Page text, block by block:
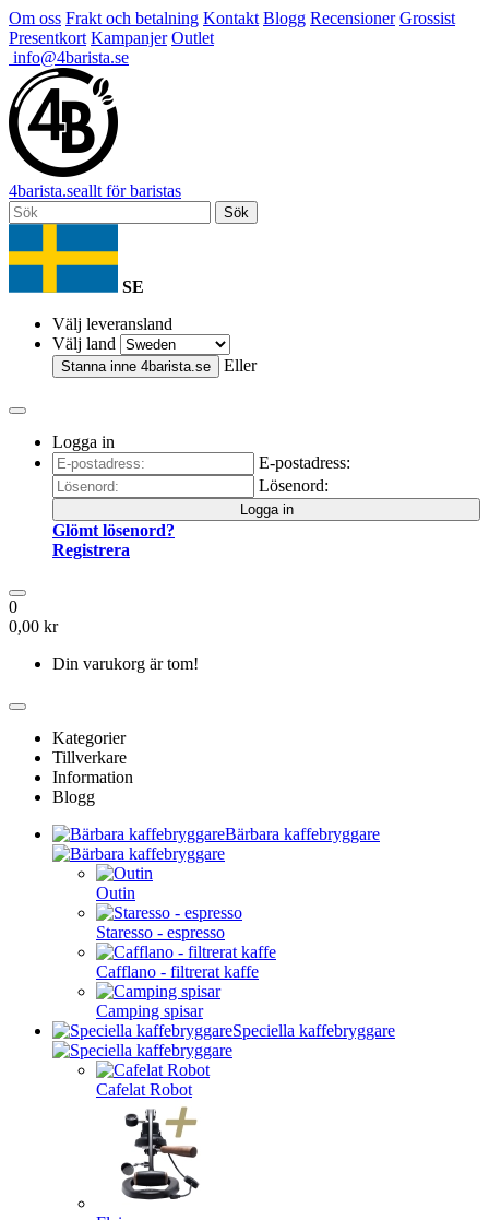
Om oss Frakt och betalning Kontakt Blogg Recensioner Grossist
Presentkort Kampanjer Outlet
info@4barista.se
4barista.seallt för baristas
Sök
SE
Välj leveransland
Välj land
Stanna inne 4barista.se Eller
Logga in
E-postadress:
Lösenord:
Logga in
Glömt lösenord?
Registrera
0
0,00 kr
Din varukorg är tom!
Kategorier
Tillverkare
Information
Blogg
Bärbara kaffebryggare
Outin
Staresso - espresso
Cafflano - filtrerat kaffe
Camping spisar
Speciella kaffebryggare
Cafelat Robot